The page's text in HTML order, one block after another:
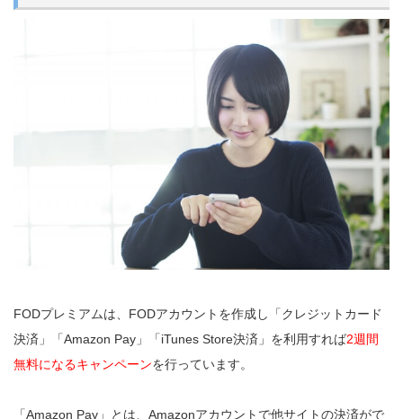
FODプレミアムは、FODアカウントを作成し「クレジットカード
決済」「Amazon Pay」「iTunes Store決済」を利用すれば2週間
無料になるキャンペーンを行っています。
「Amazon Pay」とは、Amazonアカウントで他サイトの決済がで